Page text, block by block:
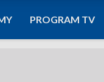
PROGRAM TV